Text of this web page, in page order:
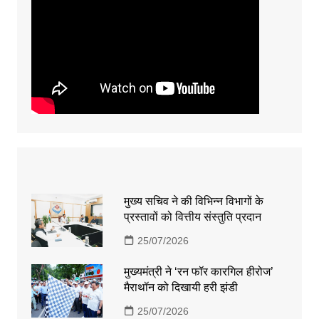
मुख्य सचिव ने की विभिन्न विभागों के
प्रस्तावों को वित्तीय संस्तुति प्रदान
25/07/2026
मुख्यमंत्री ने ‘रन फॉर कारगिल हीरोज’
मैराथॉन को दिखायी हरी झंडी
25/07/2026